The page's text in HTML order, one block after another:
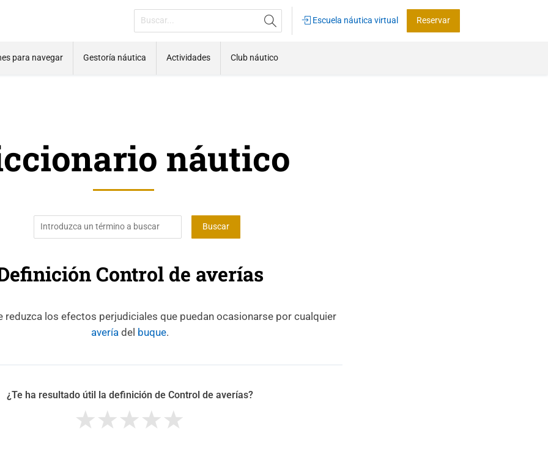
Escuela náutica virtual Reservar
para navegar Gestoría náutica Actividades Club náutico
náutico
Control de averías
reduzca los efectos perjudiciales que puedan ocasionarse por cualquier
averíadel buque.
¿Te ha resultado útil la definición de Control de averías?